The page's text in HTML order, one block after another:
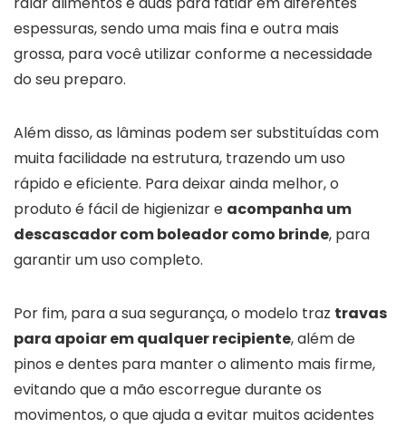
espessuras, sendo uma mais fina e outra mais
grossa, para você utilizar conforme a necessidade
do seu preparo.
Além disso, as lâminas podem ser substituídas com
muita facilidade na estrutura, trazendo um uso
rápido e eficiente. Para deixar ainda melhor, o
produto é fácil de higienizar e acompanha um
descascador com boleador como brinde, para
garantir um uso completo.
Por fim, para a sua segurança, o modelo traz travas
para apoiar em qualquer recipiente, além de
pinos e dentes para manter o alimento mais firme,
evitando que a mão escorregue durante os
movimentos, o que ajuda a evitar muitos acidentes